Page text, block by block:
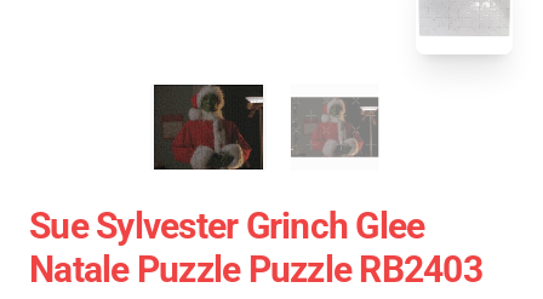
Sue Sylvester Grinch Glee
Natale Puzzle Puzzle RB2403